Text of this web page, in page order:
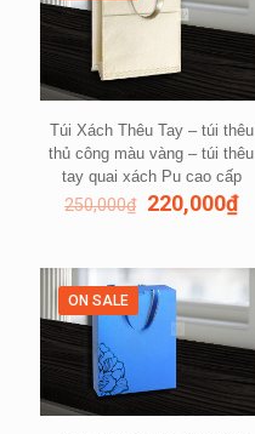
Túi Xách Thêu Tay – túi thêu
thủ công màu vàng – túi thêu
tay quai xách Pu cao cấp
250,000₫ 220,000₫
ON SALE